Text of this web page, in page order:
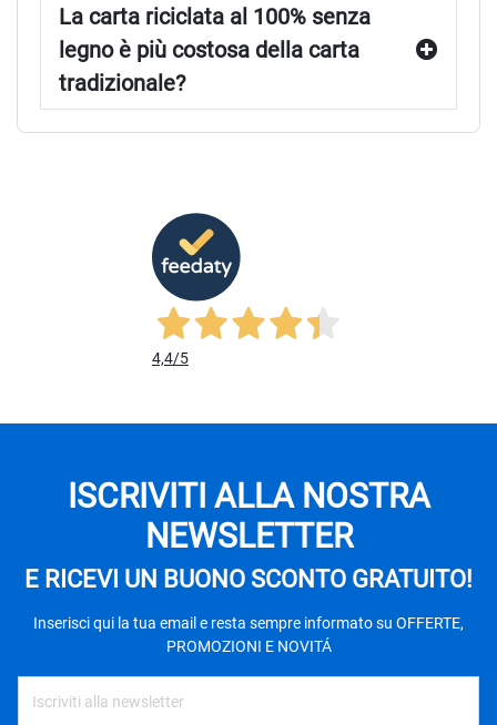
La carta riciclata al 100% senza
legno è più costosa della carta
tradizionale?
4,4/5
ISCRIVITI ALLA NOSTRA
NEWSLETTER
E RICEVI UN BUONO SCONTO GRATUITO!
Inserisci qui la tua email e resta sempre informato su OFFERTE,
PROMOZIONI E NOVITÁ